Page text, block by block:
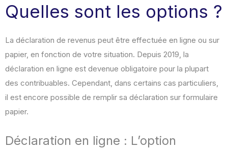
Quelles sont les options ?
La déclaration de revenus peut être effectuée en ligne ou sur
papier, en fonction de votre situation. Depuis 2019, la
déclaration en ligne est devenue obligatoire pour la plupart
des contribuables. Cependant, dans certains cas particuliers,
il est encore possible de remplir sa déclaration sur formulaire
papier.
Déclaration en ligne : L’option